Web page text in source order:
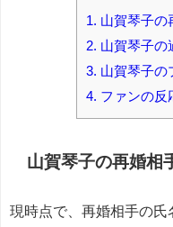
1. 山賀琴子の
2. 山賀琴子の
3. 山賀琴子の
4. ファンの反
山賀琴子の再婚相
現時点で、再婚相手の氏